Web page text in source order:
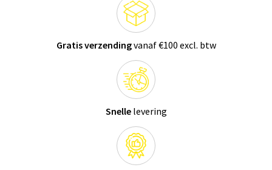
Gratis verzendingvanaf €100 excl. btw
Snellelevering